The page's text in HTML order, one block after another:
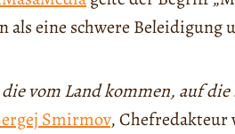
als eine schwere
vom Land kommen, auf
Smirmov, Chefredakteur